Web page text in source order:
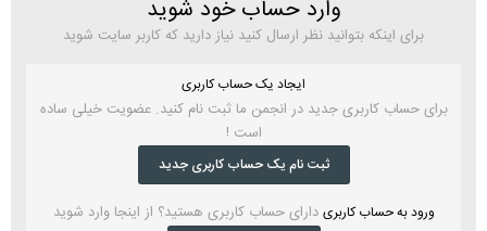
وارد حساب خود شوید
برای اینکه بتوانید نظر ارسال کنید نیاز دارید که کاربر سایت شوید
ایجاد یک حساب کاربری
برای حساب کاربری جدید در انجمن ما ثبت نام کنید. عضویت خیلی ساده
است !
ثبت نام یک حساب کاربری جدید
ورود به حساب کاربری دارای حساب کاربری هستید؟ از اینجا وارد شوید